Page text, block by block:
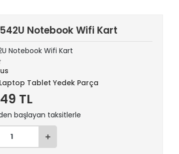
Notebook Wifi Kart
Notebook Wifi Kart
Laptop Tablet Yedek Parça
TL
başlayan taksitlerle